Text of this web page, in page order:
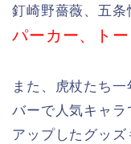
釘崎野薔薇、五
パーカー、ト
また、虎杖たち
バーで人気キャラ
アップしたグッズ